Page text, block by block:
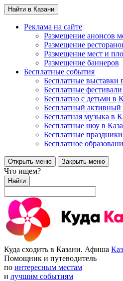
Найти в Казани
Реклама на сайте
Размещение анонсов
Размещение
Размещение мест и
Размещение баннеров
Бесплатные события
Бесплатные выставки
Бесплатные
Бесплатно с детьми в
Бесплатный активный
Бесплатная музыка в
Бесплатные шоу в
Бесплатные
Бесплатное
Открыть меню Закрыть меню
Что ищем?
Найти
Куда сходить в Казани. Афиша
Помощник и путеводитель
по интересным местам
и лучшим событиям